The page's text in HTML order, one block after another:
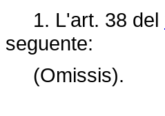
1. L'art. 38 del
seguente:
(Omissis).